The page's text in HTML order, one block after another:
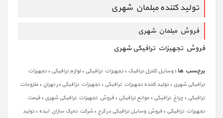
تولید کننده مبلمان شهری
فروش مبلمان شهری
فروش تجهیزات ترافیکی شهری
برچسب ها :وسایل کنترل ترافیک ، تجهیزات ترافیکی ،لوازم ترافیکی ، تجهیزات
ترافیکی شهری ، تولید کننده تجهیزات ترافیکی ، تجهیزات ترافیکی در تهران ، ملزومات
ترافیکی ، چراغ ترافیکی ، موانع ترافیکی ، فروش تجهیزات ترافیکی شهری ، قیمت
تجهیزات ترافیکی ، فروش وسایل ترافیکی در کرج ، شرکت تحرک سازان ایده ، تولید